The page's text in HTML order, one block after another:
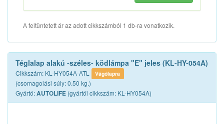
A feltüntetett ár az adott cikkszámból 1 db-ra vonatkozik.
Téglalap alakú -széles- ködlámpa "E" jeles (KL-HY-054A)
Cikkszám: KL-HY054A-ATL Vágólapra
(csomagolási súly: 0.50 kg.)
Gyártó:AUTOLIFE (gyártói cikkszám: KL-HY054A)